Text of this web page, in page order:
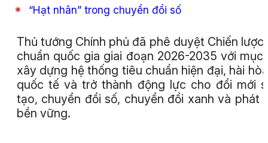
“Hạt nhân” trong chuyển đổi số
Thủ tướng Chính phủ đã phê duyệt Chiến lược
chuẩn quốc gia giai đoạn 2026-2035 với mục
xây dựng hệ thống tiêu chuẩn hiện đại, hài
quốc tế và trở thành động lực cho đổi mới
tạo, chuyển đổi số, chuyển đổi xanh và phát
bền vững.